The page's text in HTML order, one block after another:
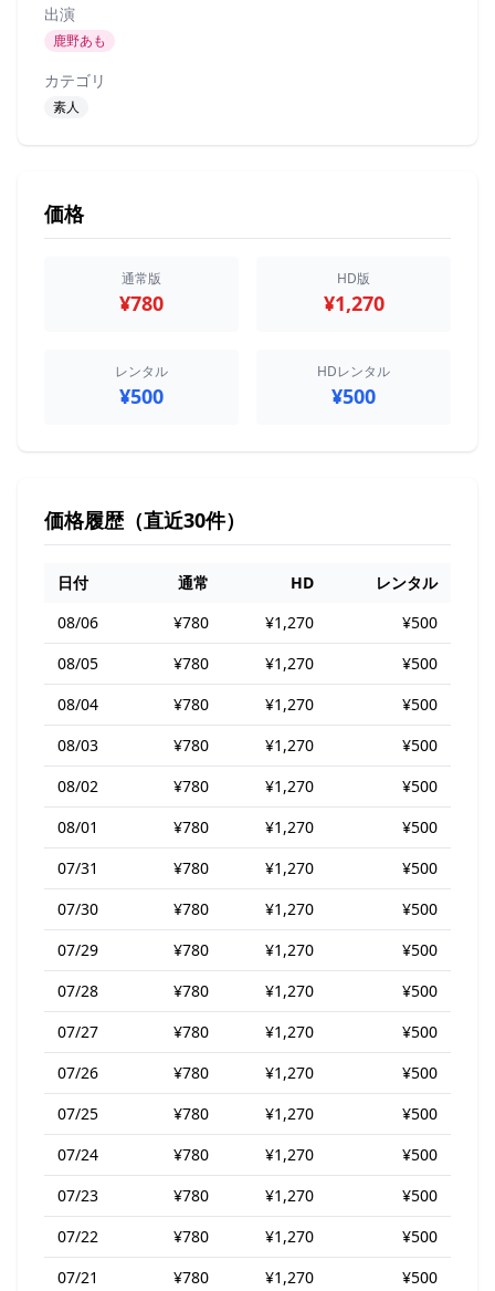
出演
鹿野あも
カテゴリ
素人
価格
通常版
¥780
HD版
¥1,270
レンタル
¥500
HDレンタル
¥500
価格履歴（直近30件）
日付 通常 HD
レンタル
08/06
¥780 ¥1,270
¥500
08/05
¥780 ¥1,270
¥500
08/04
¥780 ¥1,270
¥500
08/03
¥780 ¥1,270
¥500
08/02
¥780 ¥1,270
¥500
08/01
¥780 ¥1,270
¥500
07/31
¥780 ¥1,270
¥500
07/30
¥780 ¥1,270
¥500
07/29
¥780 ¥1,270
¥500
07/28
¥780 ¥1,270
¥500
07/27
¥780 ¥1,270
¥500
07/26
¥780 ¥1,270
¥500
07/25
¥780 ¥1,270
¥500
07/24
¥780 ¥1,270
¥500
07/23
¥780 ¥1,270
¥500
07/22
¥780 ¥1,270
¥500
07/21
¥780 ¥1,270 ¥500